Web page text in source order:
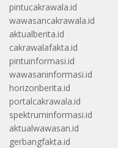
pintucakrawala.id
wawasancakrawala.id
aktualberita.id
cakrawalafakta.id
pintuinformasi.id
wawasaninformasi.id
horizonberita.id
portalcakrawala.id
spektruminformasi.id
aktualwawasan.id
gerbangfakta.id